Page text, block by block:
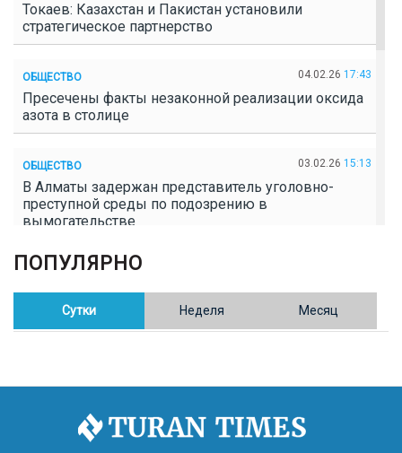
Токаев: Казахстан и Пакистан установили
стратегическое партнерство
ОБЩЕСТВО 04.02.26 17:43
Пресечены факты незаконной реализации оксида
азота в столице
ОБЩЕСТВО 03.02.26 15:13
В Алматы задержан представитель уголовно-
преступной среды по подозрению в
вымогательстве
ОБЩЕСТВО
Полицейские пресекли незаконное выращивание
конопли в Таразе
Казахстан возглавил Договор о зоне, свободной от
ПОПУЛЯРНО
Сутки Неделя Месяц